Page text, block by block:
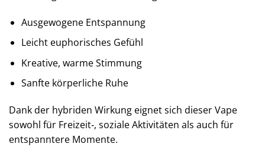
Ausgewogene Entspannung
Leicht euphorisches Gefühl
Kreative, warme Stimmung
Sanfte körperliche Ruhe
Dank der hybriden Wirkung eignet sich dieser Vape
sowohl für Freizeit‑, soziale Aktivitäten als auch für
entspanntere Momente.